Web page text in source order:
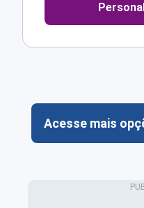
Acesse mais